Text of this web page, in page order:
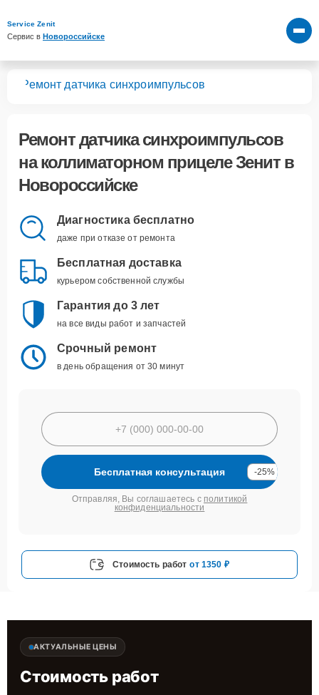
Service Zenit
Сервис в Новороссийске
Ремонт датчика синхроимпульсов
Ремонт датчика синхроимпульсов
на коллиматорном прицеле Зенит в
Новороссийске
Диагностика бесплатно
даже при отказе от ремонта
Бесплатная доставка
курьером собственной службы
Гарантия до 3 лет
на все виды работ и запчастей
Срочный ремонт
в день обращения от 30 минут
Бесплатная консультация -25%
Отправляя, Вы соглашаетесь с политикой
конфиденциальности
Стоимость работ от 1350 ₽
АКТУАЛЬНЫЕ ЦЕНЫ
Стоимость работ